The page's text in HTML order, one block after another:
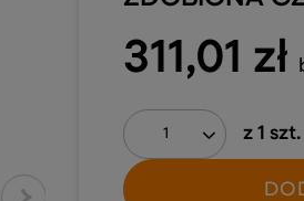
311,01 zł
z1szt.